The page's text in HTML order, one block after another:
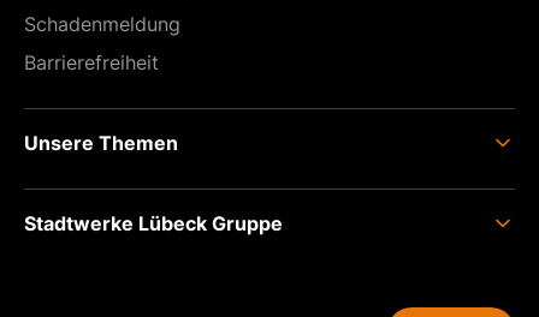
Schaden­meldung
Barrierefreiheit
Unsere Themen
Anschluss
Einspeisen
Stadtwerke Lübeck Gruppe